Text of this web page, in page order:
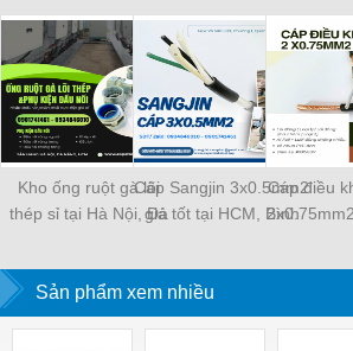
Kho ống ruột gà lõi
thép sỉ tại Hà Nội, Đà
Cáp Sangjin 3x0.5mm2
giá tốt tại HCM, Bình
Cáp điều
Sản phẩm xem nhiều